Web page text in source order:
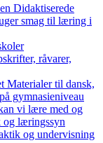
Didaktiserede
smag til læring i
råvarer,
Materialer til dansk,
gymnasieniveau
vi lære med og
og læringssyn
og undervisning